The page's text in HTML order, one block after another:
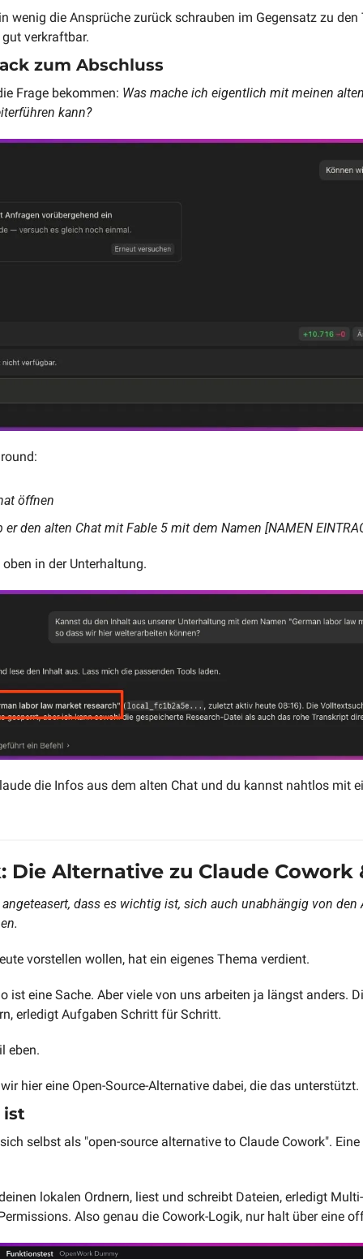
wenig die Ansprüche zurück schrauben im Gegensatz zu den
verkraftbar.
zum Abschluss
Frage bekommen: Was mache ich eigentlich mit meinen
kann?
öffnen
er den alten Chat mit Fable 5 mit dem Namen [NAMEN
in der Unterhaltung.
die Infos aus dem alten Chat und du kannst nahtlos mit
Alternative zu Claude Cowork
dass es wichtig ist, sich auch unabhängig von den
vorstellen wollen, hat ein eigenes Thema verdient.
ist eine Sache. Aber viele von uns arbeiten ja längst anders.
erledigt Aufgaben Schritt für Schritt.
eben.
hier eine Open-Source-Alternative dabei, die das unterstützt.
ist
selbst als "open-source alternative to Claude Cowork".
lokalen Ordnern, liest und schreibt Dateien, erledigt
Also genau die Cowork-Logik, nur halt über eine